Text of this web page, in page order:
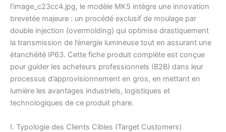
l’image_c23cc4.jpg, le modèle MK5 intègre une innovation
brevetée majeure : un procédé exclusif de moulage par
double injection (overmolding) qui optimise drastiquement
la transmission de l’énergie lumineuse tout en assurant une
étanchéité IP63. Cette fiche produit complète est conçue
pour guider les acheteurs professionnels (B2B) dans leur
processus d’approvisionnement en gros, en mettant en
lumière les avantages industriels, logistiques et
technologiques de ce produit phare.
I. Typologie des Clients Cibles (Target Customers)